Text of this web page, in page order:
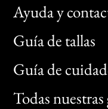
Ayuda y
Guía de tallas
Guía de
Todas nuestras